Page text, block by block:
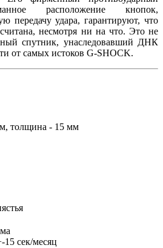
расположение кнопок,
передачу удара, гарантируют, что
несмотря ни на что. Это не
спутник, унаследовавший ДНК
от самых истоков G-SHOCK.
толщина - 15 мм
15 сек/месяц